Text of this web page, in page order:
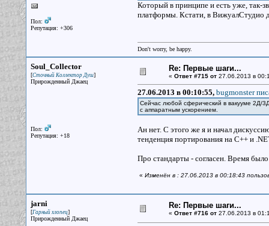
Пол:
Репутация: +306
Который в принципе и есть уже, так-
платформы. Кстати, в ВижуалСтудио
Don't worry, be happy.
Soul_Collector
[Сточный Коллектор Душ]
Прирожденный Джаец
Пол:
Репутация: +18
Re: Первые шаги...
« Ответ #715 от27.06.2013 в
27.06.2013 в 00:10:55, bugmonster
Сейчас любой сферический в вакууме 2Д/
с аппаратным ускорением.
Ан нет. С этого же я и начал
тенденция портирования на C++ и
Про стандарты - согласен. Время было
« Изменён в : 27.06.2013 в 00:18:43
jarni
[Гарный хлопец]
Прирожденный Джаец
Re: Первые шаги...
« Ответ #716 от27.06.2013 в